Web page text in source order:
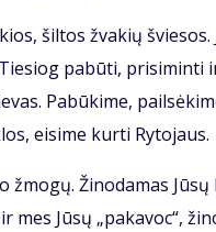
šil­tos žva­kių
pa­bū­ti,
Pa­bū­ki­me,
ei­si­me kur­ti Ry­to­jaus.
žmo­gų. Ži­no­da­mas
Jū­sų „pa­ka­voc“,